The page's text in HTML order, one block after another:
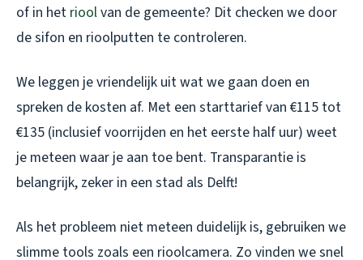
of in het rioolvan de gemeente? Dit checken we door
de sifon en rioolputten te controleren.
We leggen je vriendelijk uit wat we gaan doen en
spreken de kosten af. Met een starttarief van €115 tot
€135 (inclusief voorrijden en het eerste half uur) weet
je meteen waar je aan toe bent. Transparantie is
belangrijk, zeker in een stad als Delft!
Als het probleem niet meteen duidelijk is, gebruiken we
slimme tools zoals een rioolcamera. Zo vinden we snel